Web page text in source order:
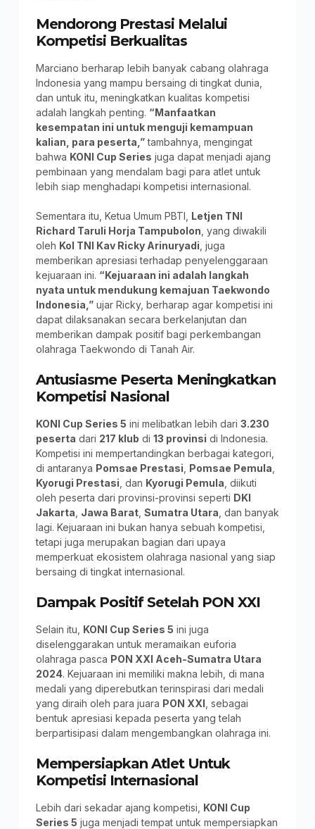
Mendorong Prestasi Melalui
Kompetisi Berkualitas
Marciano berharap lebih banyak cabang olahraga
Indonesia yang mampu bersaing di tingkat dunia,
dan untuk itu, meningkatkan kualitas kompetisi
adalah langkah penting. “Manfaatkan
kesempatan ini untuk menguji kemampuan
kalian, para peserta,”tambahnya, mengingat
bahwa KONI Cup Series juga dapat menjadi ajang
pembinaan yang mendalam bagi para atlet untuk
lebih siap menghadapi kompetisi internasional.
Sementara itu, Ketua Umum PBTI, Letjen TNI
Richard Taruli Horja Tampubolon , yang diwakili
oleh Kol TNI Kav Ricky Arinuryadi , juga
memberikan apresiasi terhadap penyelenggaraan
kejuaraan ini. “Kejuaraan ini adalah langkah
nyata untuk mendukung kemajuan Taekwondo
Indonesia,”ujar Ricky, berharap agar kompetisi ini
dapat dilaksanakan secara berkelanjutan dan
memberikan dampak positif bagi perkembangan
olahraga Taekwondo di Tanah Air.
Antusiasme Peserta Meningkatkan
Kompetisi Nasional
KONI Cup Series 5 ini melibatkan lebih dari 3.230
peserta dari 217 klub di 13 provinsi di Indonesia.
Kompetisi ini mempertandingkan berbagai kategori,
di antaranya Pomsae Prestasi Pomsae Pemula
Kyorugi Prestasi , dan Kyorugi Pemula , diikuti
oleh peserta dari provinsi-provinsi seperti DKI
Jakarta Jawa Barat, Sumatra Utara , dan banyak
lagi. Kejuaraan ini bukan hanya sebuah kompetisi,
tetapi juga merupakan bagian dari upaya
memperkuat ekosistem olahraga nasional yang siap
bersaing di tingkat internasional.
Dampak Positif Setelah PON XXI
Selain itu, KONI Cup Series 5 ini juga
diselenggarakan untuk meramaikan euforia
olahraga pasca PON XXI Aceh-Sumatra Utara
2024. Kejuaraan ini memiliki makna lebih, di mana
medali yang diperebutkan terinspirasi dari medali
yang diraih oleh para juara PON XXI , sebagai
bentuk apresiasi kepada peserta yang telah
berpartisipasi dalam mengembangkan olahraga ini.
Mempersiapkan Atlet Untuk
Kompetisi Internasional
Lebih dari sekadar ajang kompetisi, KONI Cup
Series 5 juga menjadi tempat untuk mempersiapkan